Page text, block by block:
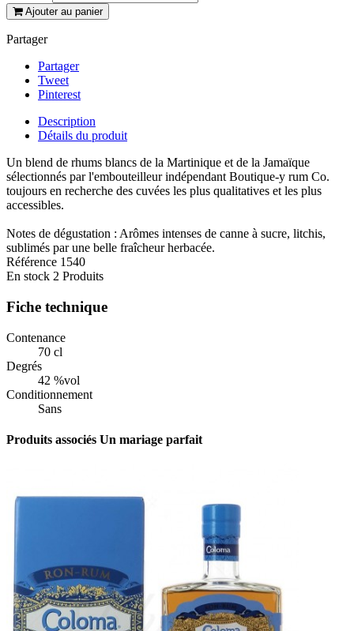
Ajouter au panier
Partager
Partager
Tweet
Pinterest
Description
Détails du produit
Un blend de rhums blancs de la Martinique et de la Jamaïque
sélectionnés par l'embouteilleur indépendant Boutique-y rum Co.
toujours en recherche des cuvées les plus qualitatives et les plus
accessibles.
Notes de dégustation : Arômes intenses de canne à sucre, litchis,
sublimés par une belle fraîcheur herbacée.
Référence 1540
En stock 2 Produits
Fiche technique
Contenance
70 cl
Degrés
42 %vol
Conditionnement
Sans
Produits associés Un mariage parfait